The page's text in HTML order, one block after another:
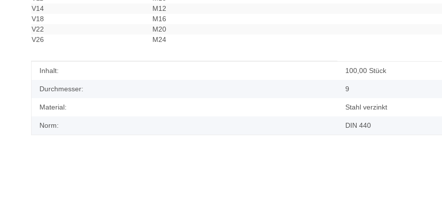
V14
M12
V18
M16
V22
M20
V26
M24
Produkteigenschaft
Wert
Inhalt: 100,00 Stück
Durchmesser: 9
Material: Stahl verzinkt
Norm: DIN 440